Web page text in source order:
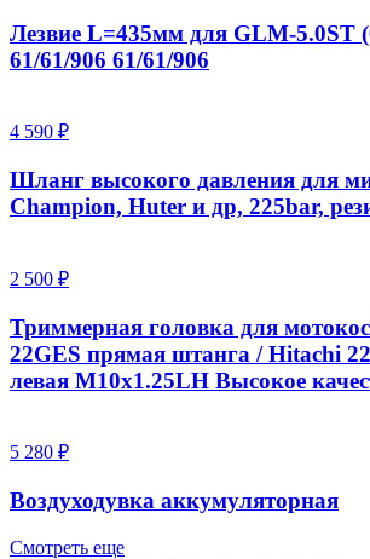
Лезвие L=435мм для GLM-5.0ST
61/61/906 61/61/906
4 590 ₽
Шланг высокого давления для
Champion, Huter и др, 225bar,
2 500 ₽
Триммерная головка для
22GES прямая штанга / Hitachi
левая M10x1.25LH Высокое
5 280 ₽
Воздуходувка аккумуляторная
Смотреть еще